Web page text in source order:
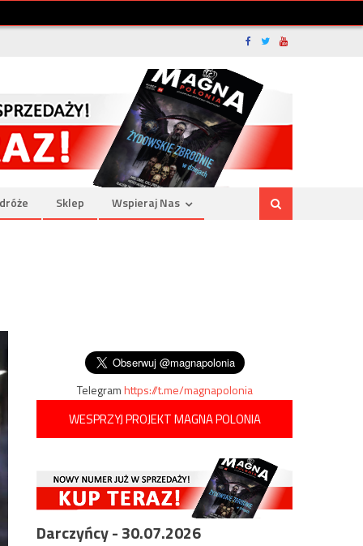
Sklep Wspieraj Nas
Telegramhttps://t.me/magnapolonia
WESPRZYJ PROJEKT MAGNA POLONIA
Darczyńcy - 30.07.2026